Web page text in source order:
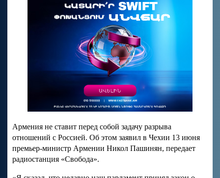
Армения не ставит перед собой задачу разрыва
отношений с Россией. Об этом заявил в Чехии 13 июня
премьер-министр Армении Никол Пашинян, передает
радиостанция «Свобода».